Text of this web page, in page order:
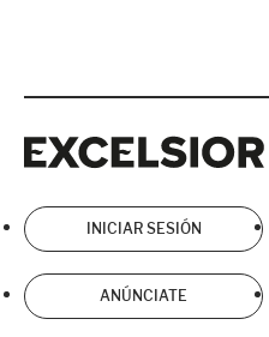
INICIAR SESIÓN
ANÚNCIATE